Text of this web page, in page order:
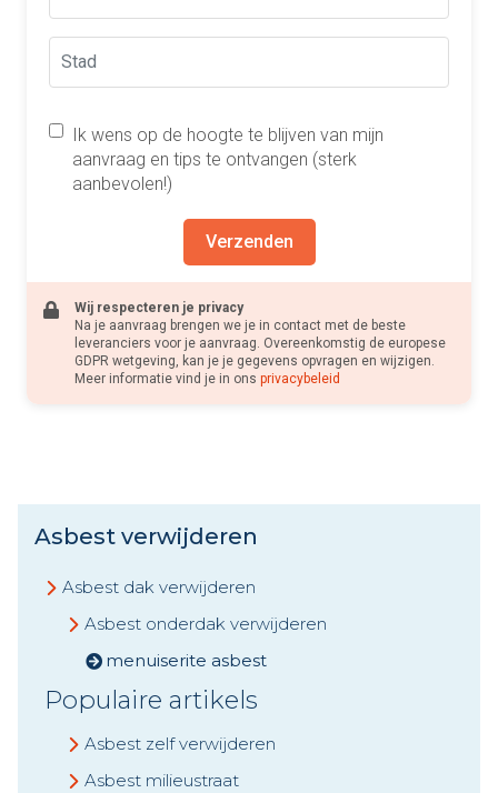
Ik wens op de hoogte te blijven van mijn
aanvraag en tips te ontvangen (sterk
aanbevolen!)
Verzenden
Wij respecteren je privacy
Na je aanvraag brengen we je in contact met de beste
leveranciers voor je aanvraag. Overeenkomstig de europese
GDPR wetgeving, kan je je gegevens opvragen en wijzigen.
Meer informatie vind je in ons privacybeleid
Asbest verwijderen
Asbest dak verwijderen
Asbest onderdak verwijderen
menuiserite asbest
Populaire artikels
Asbest zelf verwijderen
Asbest milieustraat